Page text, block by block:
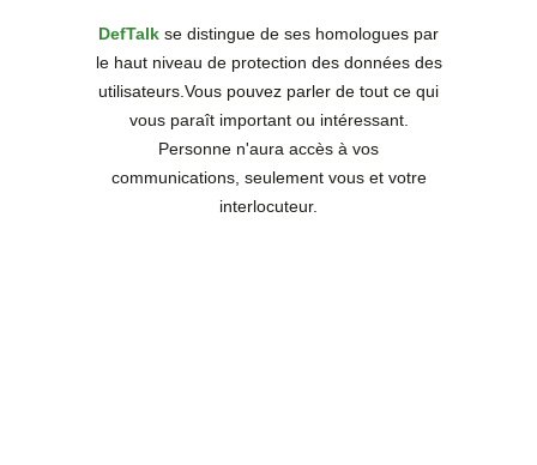
DefTalk se distingue de ses homologues par
le haut niveau de protection des données des
utilisateurs.Vous pouvez parler de tout ce qui
vous paraît important ou intéressant.
Personne n'aura accès à vos
communications, seulement vous et votre
interlocuteur.